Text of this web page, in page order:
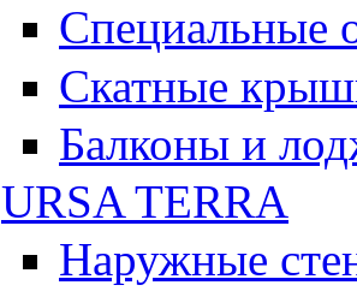
Специальные
Скатные
Балконы и
URSA TERRA
Наружные